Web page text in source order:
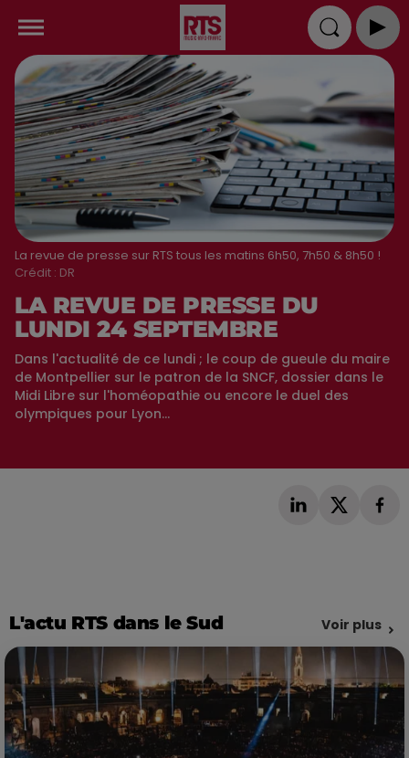
La revue de presse sur RTS tous les matins 6h50, 7h50 & 8h50 !
Crédit : DR
LA REVUE DE PRESSE DU
LUNDI 24 SEPTEMBRE
Dans l'actualité de ce lundi ; le coup de gueule du maire
de Montpellier sur le patron de la SNCF, dossier dans le
Midi Libre sur l'homéopathie ou encore le duel des
olympiques pour Lyon...
L'actu RTS dans le Sud Voir plus